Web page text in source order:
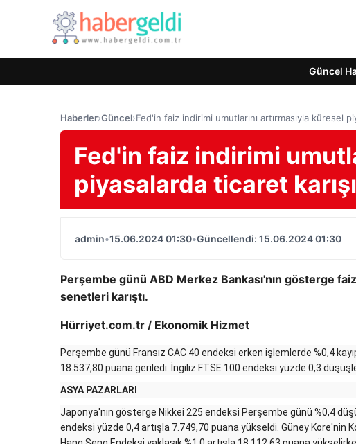
Güncel
Haberler›Güncel›Fed'in faiz indirimi umutlarını artırmasıyla küresel
Fed'in faiz indirimi
piyasalarda ticaret
admin•15.06.2024 01:30•Güncellendi: 15.06.2024 01:30
Perşembe günü ABD Merkez Bankası'nın gösterge
senetleri karıştı.
Hürriyet.com.tr / Ekonomik Hizmet
Perşembe günü Fransız CAC 40 endeksi erken işlemlerde %0,4
18.537,80 puana geriledi. İngiliz FTSE 100 endeksi yüzde 0,3
ASYA PAZARLARI
Japonya'nın gösterge Nikkei 225 endeksi Perşembe günü %0,4
endeksi yüzde 0,4 artışla 7.749,70 puana yükseldi. Güney Kore'nin